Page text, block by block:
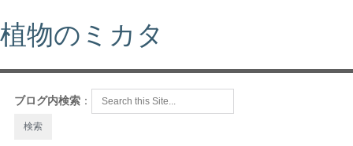
植物のミカタ
ブログ内検索 ：